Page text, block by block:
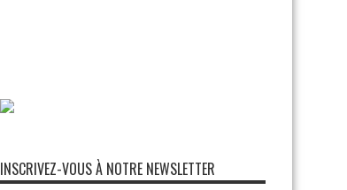
INSCRIVEZ-VOUS À NOTRE NEWSLETTER